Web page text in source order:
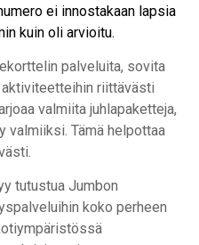
ei innostakaan lapsia
kuin oli arvioitu.
palveluita, sovita
aktiviteetteihin riittävästi
valmiita juhlapaketteja,
valmiiksi. Tämä helpottaa
tutustua Jumbon
koko perheen